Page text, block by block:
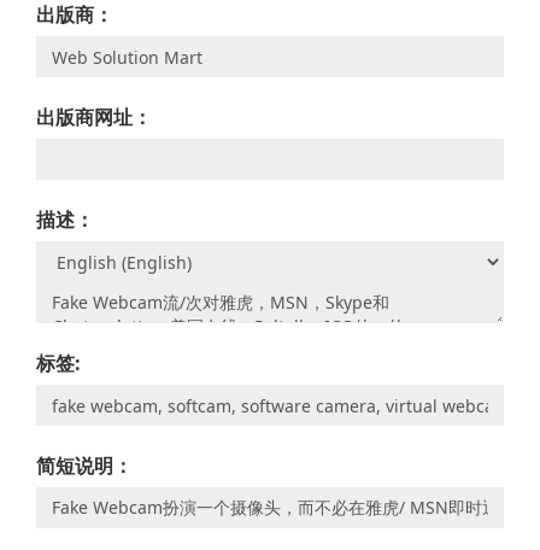
出版商：
出版商网址：
描述：
标签:
简短说明：